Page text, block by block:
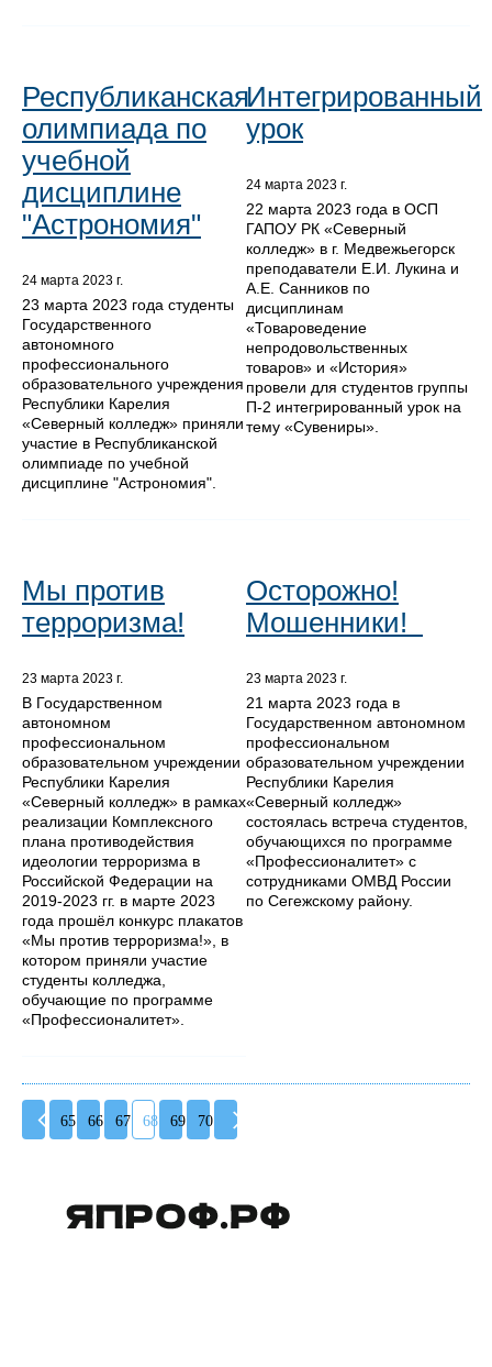
Республиканская
олимпиада по
учебной
дисциплине
"Астрономия"
24 марта 2023 г.
23 марта 2023 года студенты
Государственного
автономного
профессионального
образовательного учреждения
Республики Карелия
«Северный колледж» приняли
участие в Республиканской
олимпиаде по учебной
дисциплине "Астрономия".
Интегрированный
урок
24 марта 2023 г.
22 марта 2023 года в ОСП
ГАПОУ РК «Северный
колледж» в г. Медвежьегорск
преподаватели Е.И. Лукина и
А.Е. Санников по
дисциплинам
«Товароведение
непродовольственных
товаров» и «История»
провели для студентов группы
П-2 интегрированный урок на
тему «Сувениры».
Мы против
терроризма!
23 марта 2023 г.
В Государственном
автономном
профессиональном
образовательном учреждении
Республики Карелия
«Северный колледж» в рамках
реализации Комплексного
плана противодействия
идеологии терроризма в
Российской Федерации на
2019-2023 гг. в марте 2023
года прошёл конкурс плакатов
«Мы против терроризма!», в
котором приняли участие
студенты колледжа,
обучающие по программе
«Профессионалитет».
Осторожно!
Мошенники!
23 марта 2023 г.
21 марта 2023 года в
Государственном автономном
профессиональном
образовательном учреждении
Республики Карелия
«Северный колледж»
состоялась встреча студентов,
обучающихся по программе
«Профессионалитет» с
сотрудниками ОМВД России
по Сегежскому району.
65 66 67 68 69 70